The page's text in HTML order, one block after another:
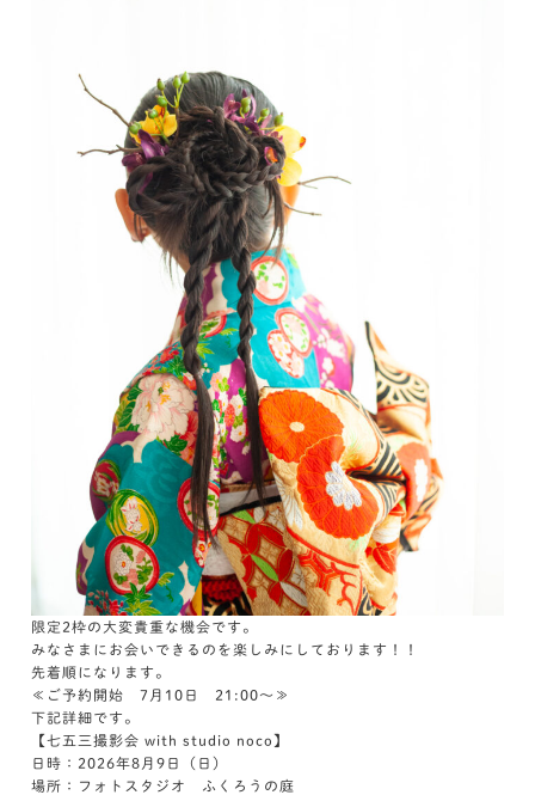
限定2枠の大変貴重な機会です。
みなさまにお会いできるのを楽しみにしております！！
先着順になります。
≪ご予約開始 7月10日 21:00～≫
下記詳細です。
【七五三撮影会 with studio noco】
日時：2026年8月9日（日）
場所：フォトスタジオ ふくろうの庭